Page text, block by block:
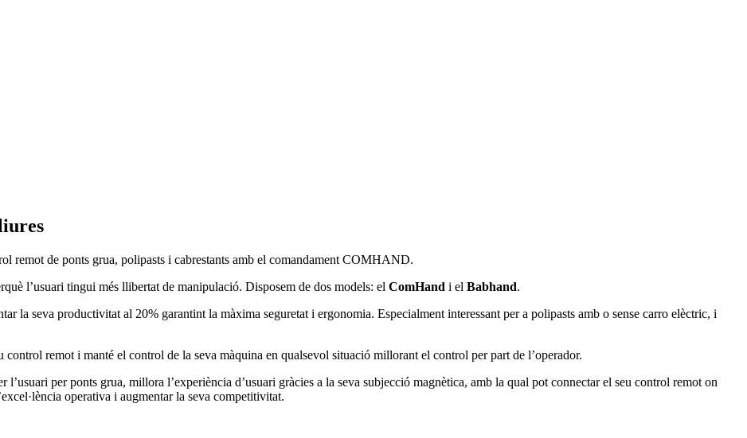
remot de ponts grua, polipasts i cabrestants amb el comandament COMHAND.
l’usuari tingui més llibertat de manipulació. Disposem de dos models: el ComHand i el Babhand.
la seva productivitat al 20% garantint la màxima seguretat i ergonomia. Especialment interessant per a polipasts amb o sense carro elèctric, i
remot i manté el control de la seva màquina en qualsevol situació millorant el control per part de l’operador.
per ponts grua, millora l’experiència d’usuari gràcies a la seva subjecció magnètica, amb la qual pot connectar el seu control remot on
operativa i augmentar la seva competitivitat.